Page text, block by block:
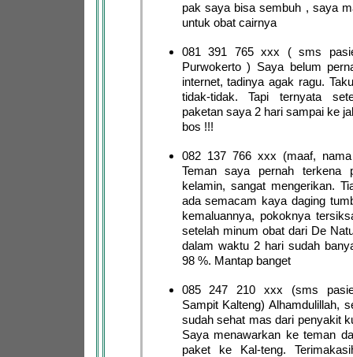
pak saya bisa sembuh , saya
untuk obat cairnya
081 391 765 xxx ( sms
Purwokerto ) Saya belum
internet, tadinya agak ragu.
tidak-tidak. Tapi ternyata
paketan saya 2 hari sampai ke
bos !!!
082 137 766 xxx (maaf, nama
Teman saya pernah terkena
kelamin, sangat mengerikan.
ada semacam kaya daging
kemaluannya, pokoknya
setelah minum obat dari De
dalam waktu 2 hari sudah
98 %. Mantap banget
085 247 210 xxx (sms
Sampit Kalteng) Alhamdulillah,
sudah sehat mas dari penyakit
Saya menawarkan ke teman
paket ke Kal-teng.